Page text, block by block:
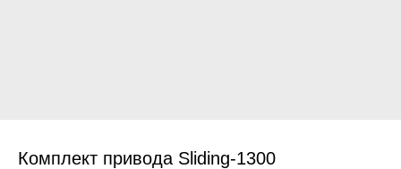
Комплект привода Sliding-1300